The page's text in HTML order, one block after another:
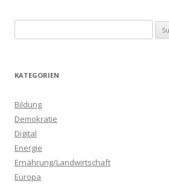
u
h
n
a
c
h
:
KATEGORIEN
Bildung
Demokratie
Digital
Energie
Ernährung/Landwirtschaft
Europa